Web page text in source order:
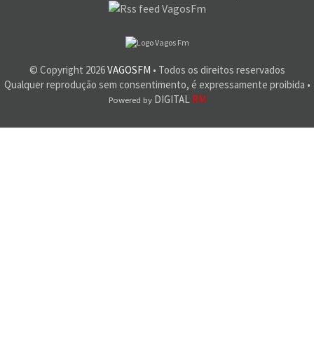
© Copyright 2026VAGOSFM • Todos os direitos reservados
Qualquer reprodução sem consentimento, é expressamente proibida •
Powered byDIGITAL RM